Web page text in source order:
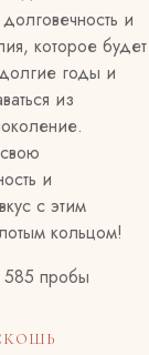
и
которое будет
годы и
из
и
с этим
кольцом!